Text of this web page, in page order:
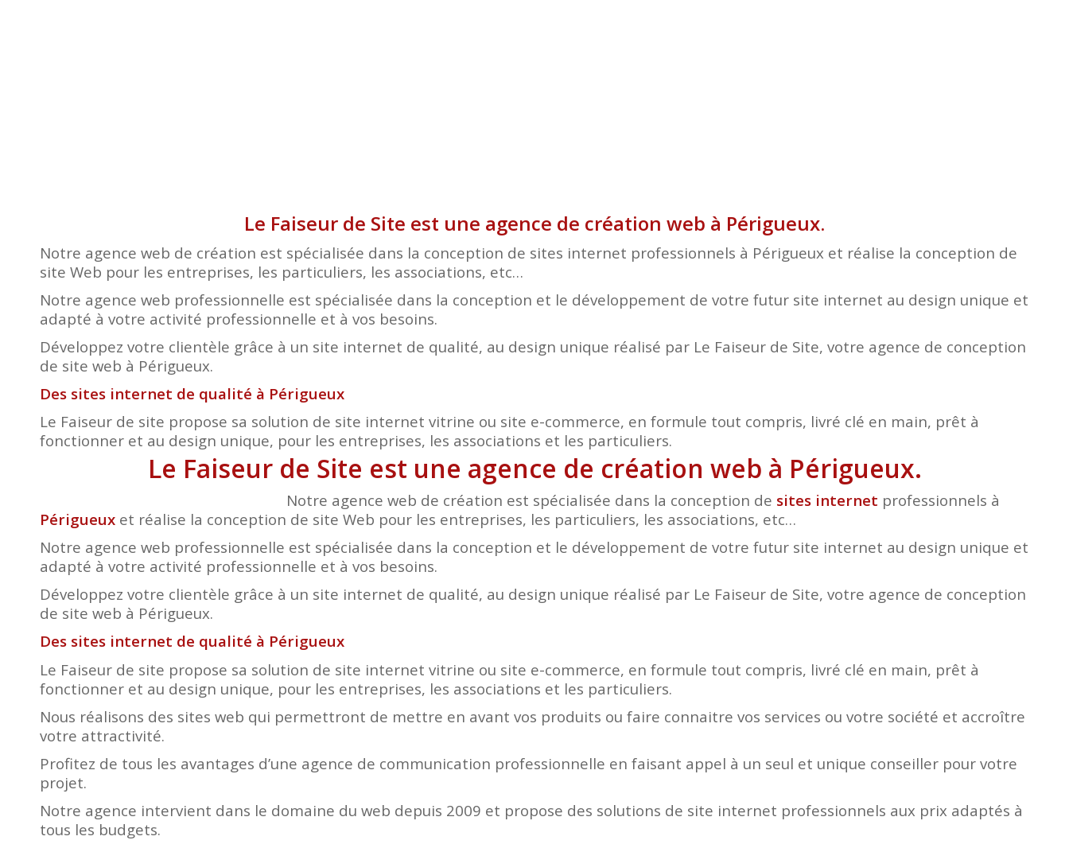
Le Faiseur de Site est une agence de création web à Périgueux.
Notre agence web de création est spécialisée dans la conception de sites internet professionnels à Périgueux et réalise la conception de
site Web pour les entreprises, les particuliers, les associations, etc…
Notre agence web professionnelle est spécialisée dans la conception et le développement de votre futur site internet au design unique et
adapté à votre activité professionnelle et à vos besoins.
Développez votre clientèle grâce à un site internet de qualité, au design unique réalisé par Le Faiseur de Site, votre agence de conception
de site web à Périgueux.
Des sites internet de qualité à Périgueux
Le Faiseur de site propose sa solution de site internet vitrine ou site e-commerce, en formule tout compris, livré clé en main, prêt à
fonctionner et au design unique, pour les entreprises, les associations et les particuliers.
Le Faiseur de Site est une agence de création web à Périgueux.
Notre agence web de création est spécialisée dans la conception de sites internet professionnels à
Périgueux et réalise la conception de site Web pour les entreprises, les particuliers, les associations, etc…
Notre agence web professionnelle est spécialisée dans la conception et le développement de votre futur site internet au design unique et
adapté à votre activité professionnelle et à vos besoins.
Développez votre clientèle grâce à un site internet de qualité, au design unique réalisé par Le Faiseur de Site, votre agence de conception
de site web à Périgueux.
Des sites internet de qualité à Périgueux
Le Faiseur de site propose sa solution de site internet vitrine ou site e-commerce, en formule tout compris, livré clé en main, prêt à
fonctionner et au design unique, pour les entreprises, les associations et les particuliers.
Nous réalisons des sites web qui permettront de mettre en avant vos produits ou faire connaitre vos services ou votre société et accroître
votre attractivité.
Profitez de tous les avantages d’une agence de communication professionnelle en faisant appel à un seul et unique conseiller pour votre
projet.
Notre agence intervient dans le domaine du web depuis 2009 et propose des solutions de site internet professionnels aux prix adaptés à
tous les budgets.